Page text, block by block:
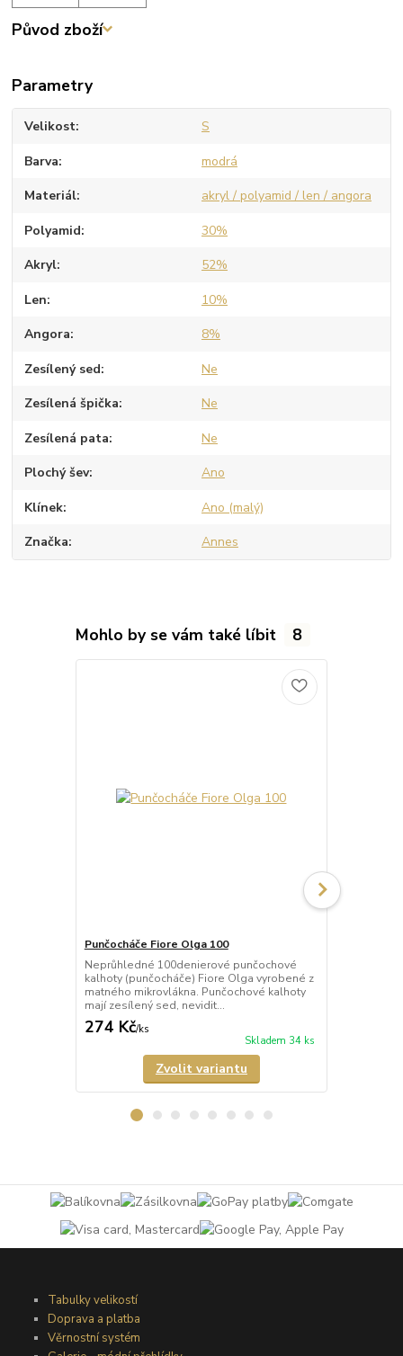
Původ zboží
Parametry
Velikost S
Barva modrá
Materiál akryl / polyamid / len / angora
Polyamid 30%
Akryl 52%
Len 10%
Angora 8%
Zesílený sed Ne
Zesílená špička Ne
Zesílená pata Ne
Plochý šev Ano
Klínek Ano (malý)
Značka Annes
Mohlo by se vám také líbit 8
Punčocháče Fiore Olga 100
Neprůhledné 100denierové punčochové
kalhoty (punčocháče) Fiore Olga vyrobené z
matného mikrovlákna. Punčochové kalhoty
mají zesílený sed, nevidit...
274 Kč/ks
Skladem 34 ks
Zvolit variantu
Tabulky velikostí
Doprava a platba
Věrnostní systém